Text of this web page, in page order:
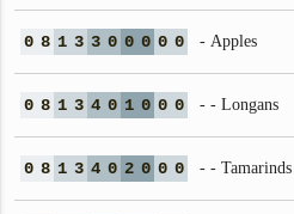
0 8 1 3 3 0 0 0 0 0 - Apples
0 8 1 3 4 0 1 0 0 0 - - Longans
0 8 1 3 4 0 2 0 0 0 - - Tamarinds